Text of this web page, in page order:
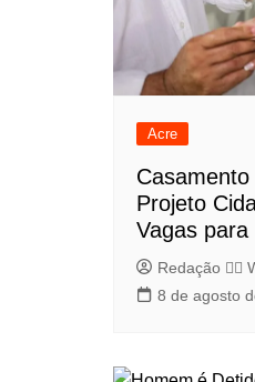
Acre
Projeto
Vagas para
Redação 👨‍⚖️​
8 de agosto